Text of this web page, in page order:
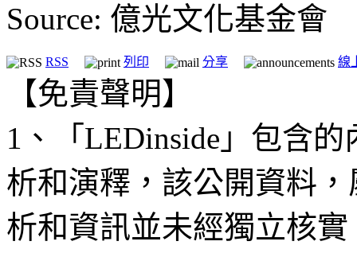
Source: 億光文化基金會
RSS 列印 分享 線
【免責聲明】
1、「LEDinside」包含
析和演釋，該公開資料
析和資訊並未經獨立核